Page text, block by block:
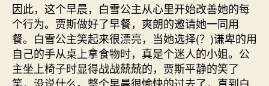
因此，这个早晨，白雪公主从心里开始改善她的每
个行为。贾斯做好了早餐，爽朗的邀请她一同用
餐。白雪公主笑起来很漂亮，当她选择(？)谦卑的用
自己的手从桌上拿食物时，真是个迷人的小姐。公
主坐上椅子时显得战战兢兢的，贾斯平静的笑了